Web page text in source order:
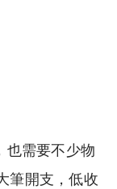
也需要不少物
筆開支，低收